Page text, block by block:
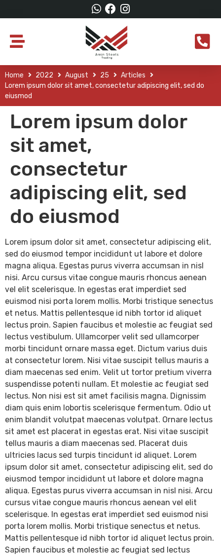
Home 2022 August 25
Articles
Lorem ipsum dolor sit amet, consectetur adipiscing elit, sed do
eiusmod
Lorem ipsum dolor
sit amet,
consectetur
adipiscing elit, sed
do eiusmod
Lorem ipsum dolor sit amet, consectetur adipiscing elit,
sed do eiusmod tempor incididunt ut labore et dolore
magna aliqua. Egestas purus viverra accumsan in nisl
nisi. Arcu cursus vitae congue mauris rhoncus aenean
vel elit scelerisque. In egestas erat imperdiet sed
euismod nisi porta lorem mollis. Morbi tristique senectus
et netus. Mattis pellentesque id nibh tortor id aliquet
lectus proin. Sapien faucibus et molestie ac feugiat sed
lectus vestibulum. Ullamcorper velit sed ullamcorper
morbi tincidunt ornare massa eget. Dictum varius duis
at consectetur lorem. Nisi vitae suscipit tellus mauris a
diam maecenas sed enim. Velit ut tortor pretium viverra
suspendisse potenti nullam. Et molestie ac feugiat sed
lectus. Non nisi est sit amet facilisis magna. Dignissim
diam quis enim lobortis scelerisque fermentum. Odio ut
enim blandit volutpat maecenas volutpat. Ornare lectus
sit amet est placerat in egestas erat. Nisi vitae suscipit
tellus mauris a diam maecenas sed. Placerat duis
ultricies lacus sed turpis tincidunt id aliquet. Lorem
ipsum dolor sit amet, consectetur adipiscing elit, sed do
eiusmod tempor incididunt ut labore et dolore magna
aliqua. Egestas purus viverra accumsan in nisl nisi. Arcu
cursus vitae congue mauris rhoncus aenean vel elit
scelerisque. In egestas erat imperdiet sed euismod nisi
porta lorem mollis. Morbi tristique senectus et netus.
Mattis pellentesque id nibh tortor id aliquet lectus proin.
Sapien faucibus et molestie ac feugiat sed lectus